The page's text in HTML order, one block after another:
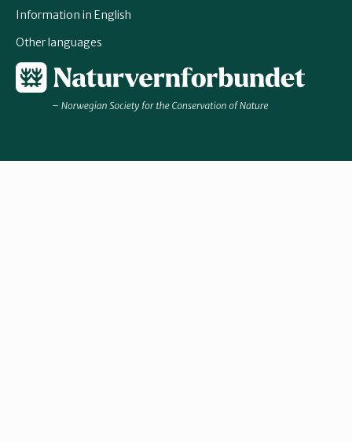
Information in English
Other languages